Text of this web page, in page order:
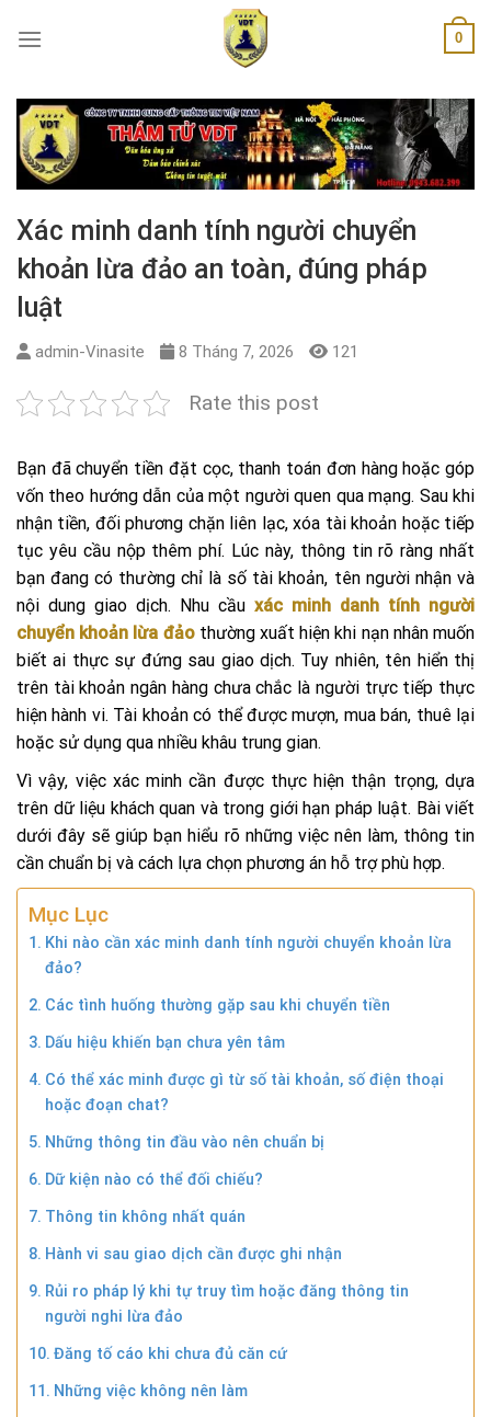
0
Xác minh danh tính người chuyển
khoản lừa đảo an toàn, đúng pháp
luật
admin-Vinasite 8 Tháng 7, 2026 121
Rate this post
Bạn đã chuyển tiền đặt cọc, thanh toán đơn hàng hoặc góp
vốn theo hướng dẫn của một người quen qua mạng. Sau khi
nhận tiền, đối phương chặn liên lạc, xóa tài khoản hoặc tiếp
tục yêu cầu nộp thêm phí. Lúc này, thông tin rõ ràng nhất
bạn đang có thường chỉ là số tài khoản, tên người nhận và
nội dung giao dịch. Nhu cầu xác minh danh tính người
chuyển khoản lừa đảothường xuất hiện khi nạn nhân muốn
biết ai thực sự đứng sau giao dịch. Tuy nhiên, tên hiển thị
trên tài khoản ngân hàng chưa chắc là người trực tiếp thực
hiện hành vi. Tài khoản có thể được mượn, mua bán, thuê lại
hoặc sử dụng qua nhiều khâu trung gian.
Vì vậy, việc xác minh cần được thực hiện thận trọng, dựa
trên dữ liệu khách quan và trong giới hạn pháp luật. Bài viết
dưới đây sẽ giúp bạn hiểu rõ những việc nên làm, thông tin
cần chuẩn bị và cách lựa chọn phương án hỗ trợ phù hợp.
Mục Lục
Khi nào cần xác minh danh tính người chuyển khoản lừa
đảo?
Các tình huống thường gặp sau khi chuyển tiền
Dấu hiệu khiến bạn chưa yên tâm
Có thể xác minh được gì từ số tài khoản, số điện thoại
hoặc đoạn chat?
Những thông tin đầu vào nên chuẩn bị
Dữ kiện nào có thể đối chiếu?
Thông tin không nhất quán
Hành vi sau giao dịch cần được ghi nhận
Rủi ro pháp lý khi tự truy tìm hoặc đăng thông tin
người nghi lừa đảo
Đăng tố cáo khi chưa đủ căn cứ
Những việc không nên làm